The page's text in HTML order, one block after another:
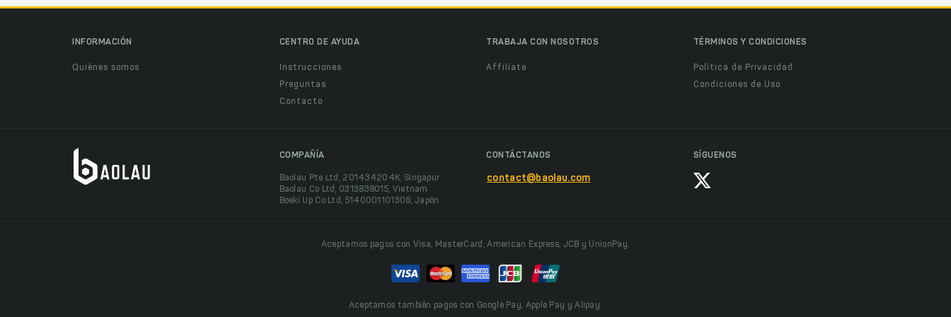
INFORMACIÓN
Quiénes somos
CENTRO DE AYUDA
Instrucciones
Preguntas
Contacto
TRABAJA CON NOSOTROS
Affiliate
TÉRMINOS Y CONDICIONES
Política de Privacidad
Condiciones de Uso
COMPAÑÍA
Baolau Pte Ltd, 201434204K, Singapur
Baolau Co Ltd, 0313838015, Vietnam
Boeki Up Co Ltd, 5140001101308, Japón
CONTÁCTANOS
contact@baolau.com
SÍGUENOS
Aceptamos pagos con Visa, MasterCard, American Express, JCB y UnionPay.
Aceptamos también pagos con Google Pay, Apple Pay y Alipay.